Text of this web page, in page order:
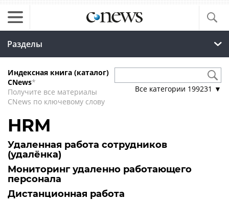
Разделы
Индексная книга (каталог)
CNews*
Получите все материалы
CNews по ключевому слову
Все категории 199231 ▼
HRM
Удаленная работа сотрудников
(удалёнка)
Мониторинг удаленно работающего
персонала
Дистанционная работа